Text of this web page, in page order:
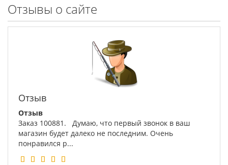
Отзывы о сайте
Отзыв
Отзыв
Заказ 100881. Думаю, что первый звонок в ваш
магазин будет далеко не последним. Очень
понравился р...